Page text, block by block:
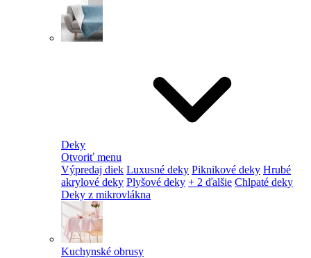
Deky
Otvoriť menu
Výpredaj diek Luxusné deky Piknikové deky Hrubé
akrylové deky Plyšové deky + 2 ďalšie Chlpaté deky
Deky z mikrovlákna
Kuchynské obrusy